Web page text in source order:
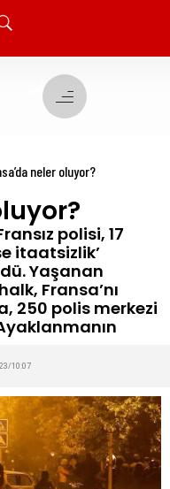
neler oluyor?
polisi, 17
itaatsizlik’
Yaşanan
Fransa’nı
250 polis merkezi
10:07